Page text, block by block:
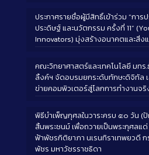
ประกาศรายชื่อผู้มีสิทธิ์เข้าร่วม “การ
ประดิษฐ์ และนวัตกรรม ครั้งที่ 11”
Innovators) มุ่งสร้างอนาคตและสิ่
คณะวิทยาศาสตร์และเทคโนโลยี มท
ลิ้งค์ฯ จัดอบรมยกระดับทักษะดิจิทัล เ
ข่ายคอมพิวเตอร์สู่โลกการทำงานจริ
พิธีบำเพ็ญกุศลในวาระครบ ๕๐ วัน
สิ้นพระชนม์ เพื่อถวายเป็นพระกุศลแด่
ฟ้าพัชรกิติยาภา นเรนทิราเทพยวดี
พัชร มหาวัชรราชธิดา